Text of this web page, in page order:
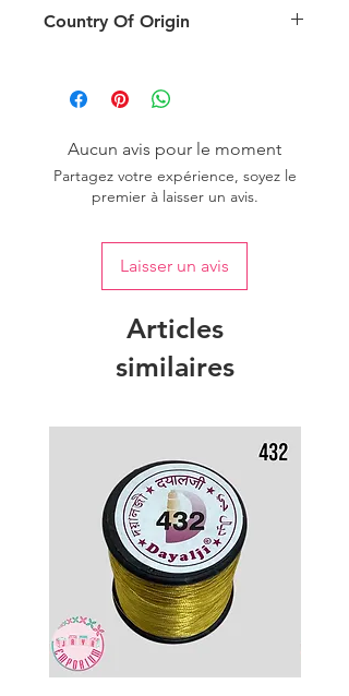
réels varieront.
retourné.
Country Of Origin
Aucun avis pour le moment
Partagez votre expérience, soyez le
premier à laisser un avis.
Laisser un avis
Articles
similaires